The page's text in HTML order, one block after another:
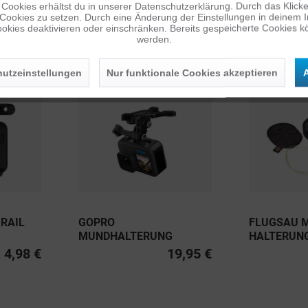
4,98 €
GOPRO
MUNDHALTERUNG
19,95 €
FLUGSAU
erhältst du in unserer Datenschutzerklärung. Durch das
zu setzen. Durch eine Änderung der Einstellungen in deinem
deaktivieren oder einschränken. Bereits gespeicherte Cookies
werden.
Nur funktionale Cookies akzeptieren